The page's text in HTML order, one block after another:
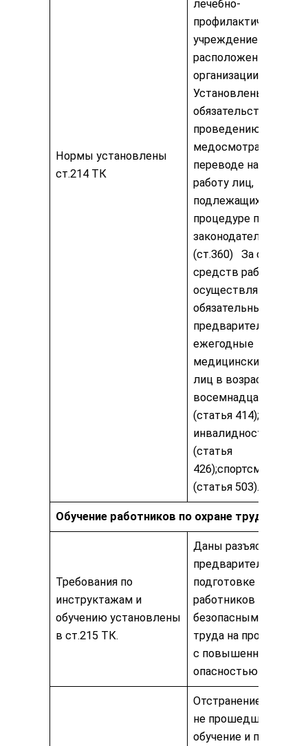
Нормы установлены
ст.214 ТК
лечебно-
профилактическим
учреждением по
расположения
организации.
Установлены
обязательства по
проведению
медосмотра при
переводе на другую
работу лиц,
подлежащих данной
процедуре по
законодательству
(ст.360) За счет
средств
осуществляются
обязательные
предварительные и
ежегодные
медицинские
лиц в возрасте до
восемнадцати лет
(статья 414);лиц с
инвалидностью
(статья
426);спортсменов
(статья 503).
Обучение работников по охране труда
Требования по
инструктажам и
обучению установлены
в ст.215 ТК.
Даны разъяснения по
предварительной
подготовке
работников
безопасным приемам
труда на
с повышенной
опасностью (ст.362).
Отстранение от
не прошедшего
обучение и проверку